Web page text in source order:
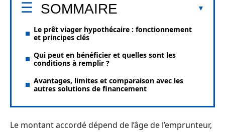
SOMMAIRE
Le prêt viager hypothécaire : fonctionnement
et principes clés
Qui peut en bénéficier et quelles sont les
conditions à remplir ?
Avantages, limites et comparaison avec les
autres solutions de financement
Le montant accordé dépend de l’âge de l’emprunteur,